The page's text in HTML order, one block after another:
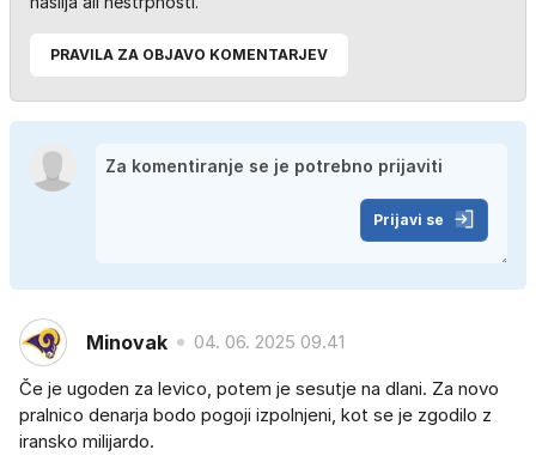
PRAVILA ZA OBJAVO KOMENTARJEV
Prijavi se
Minovak 04. 06. 2025 09.41
Če je ugoden za levico, potem je sesutje na dlani. Za novo
pralnico denarja bodo pogoji izpolnjeni, kot se je zgodilo z
iransko milijardo.